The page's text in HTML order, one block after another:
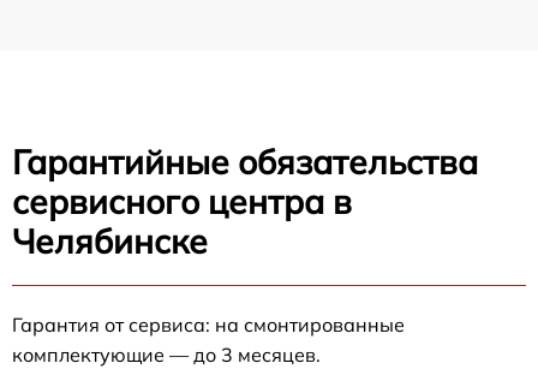
Гарантийные обязательства
сервисного центра в
Челябинске
Гарантия от сервиса: на смонтированные
комплектующие — до 3 месяцев.